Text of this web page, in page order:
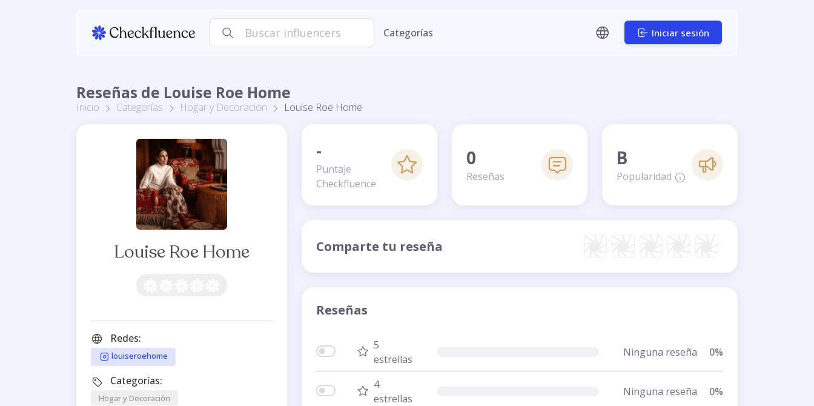
Categorías Iniciar sesión
Reseñas de Louise Roe Home
Inicio Categorías Hogar y Decoración Louise Roe Home
Louise Roe Home
Redes:
louiseroehome
Categorías:
Hogar y Decoración
-
Puntaje
Checkfluence
0
Reseñas
B
Popularidad
Comparte tu reseña
Reseñas
5
estrellas
Ninguna reseña 0%
4
estrellas
Ninguna reseña 0%